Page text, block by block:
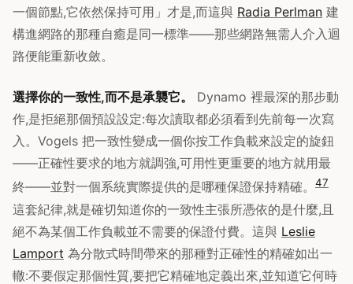
一個節點,它依然保持可用」才是,而這與 Radia Perlman 建
構進網路的那種自癒是同一標準——那些網路無需人介入迴
路便能重新收斂。
選擇你的一致性,而不是承襲它。
Dynamo 裡最深的那步動
作,是拒絕那個預設設定:每次讀取都必須看到先前每一次寫
入。Vogels 把一致性變成一個你按工作負載來設定的旋鈕
——正確性要求的地方就調強,可用性更重要的地方就用最
終——並對一個系統實際提供的是哪種保證保持精確。
47
這套紀律,就是確切知道你的一致性主張所憑依的是什麼,且
絕不為某個工作負載並不需要的保證付費。這與 Leslie
Lamport 為分散式時間帶來的那種對正確性的精確如出一
轍:不要假定那個性質,要把它精確地定義出來,並知道它何時